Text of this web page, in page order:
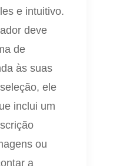
e intuitivo.
deve
de
às suas
ele
inclui um
ou
a